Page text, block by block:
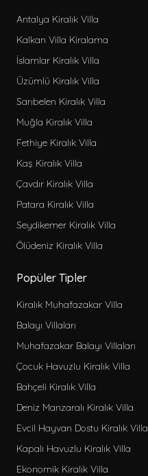
Antalya Kiralık Villa
Kalkan Villa Kiralama
İslamlar Kiralık Villa
Üzümlü Kiralık Villa
Sarıbelen Kiralık Villa
Muğla Kiralık Villa
Fethiye Kiralık Villa
Kaş Kiralık Villa
Çavdır Kiralık Villa
Patara Kiralık Villa
Seydikemer Kiralık Villa
Ölüdeniz Kiralık Villa
Popüler Tipler
Kiralık Muhafazakar Villa
Balayı Villaları
Muhafazakar Balayı Villaları
Çocuk Havuzlu Kiralık Villa
Bahçeli Kiralık Villa
Deniz Manzaralı Kiralık Villa
Evcil Hayvan Dostu Kiralık Villa
Kapalı Havuzlu Kiralık Villa
Ekonomik Kiralık Villa